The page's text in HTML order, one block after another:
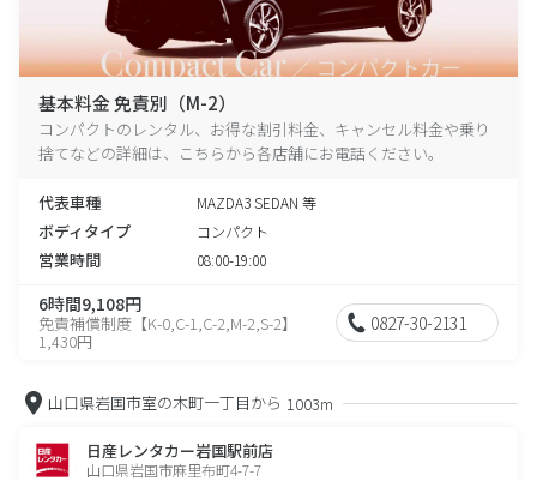
基本料金 免責別（M-2）
コンパクトのレンタル、お得な割引料金、キャンセル料金や乗り
捨てなどの詳細は、こちらから各店舗にお電話ください。
代表車種 MAZDA3 SEDAN 等
ボディタイプ コンパクト
営業時間 08:00-19:00
6時間9,108円
免責補償制度【K-0,C-1,C-2,M-2,S-2】
1,430円
0827-30-2131
山口県岩国市室の木町一丁目から 1003m
日産レンタカー岩国駅前店
山口県岩国市麻里布町4-7-7